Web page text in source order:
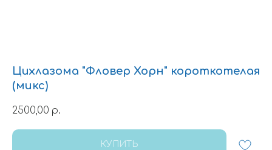
Цихлазома "Фловер Хорн" короткотелая
(микс)
2500,00 р.
КУПИТЬ